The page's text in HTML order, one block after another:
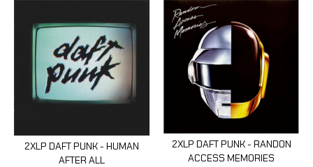
2XLP DAFT PUNK - HUMAN
AFTER ALL
2XLP DAFT PUNK - RANDON
ACCESS MEMORIES